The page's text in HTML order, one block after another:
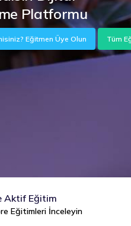
Aktif Eğitim
Eğitimleri İnceleyin